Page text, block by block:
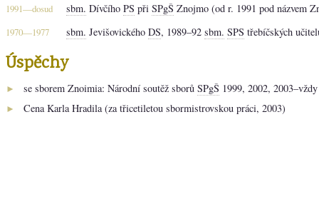
1991—dosud sbm. Dívčího PS při SPgŠ Znojmo (od r. 1991 pod názvem
1970—1977 sbm. Jevišovického DS, 1989–92 sbm. SPS třebíčských
Úspěchy
► se sborem Znoimia: Národní soutěž sborů SPgŠ 1999, 2002,
► Cena Karla Hradila (za třicetiletou sbormistrovskou práci, 2003)